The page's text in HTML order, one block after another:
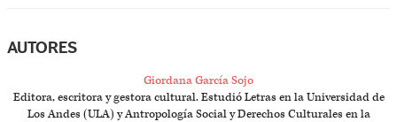
AUTORES
Giordana García Sojo
Editora, escritora y gestora cultural. Estudió Letras en la Universidad de
Los Andes (ULA) y Antropología Social y Derechos Culturales en la